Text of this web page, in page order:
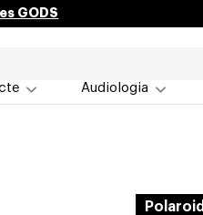
GODS
Audiologia
Polaroid